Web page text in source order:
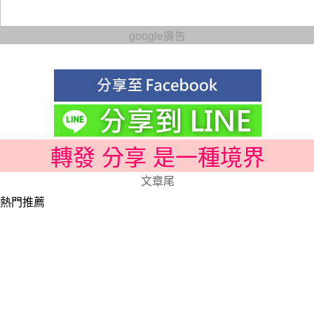
google廣告
轉發 分享 是一種境界
文章尾
熱門推薦